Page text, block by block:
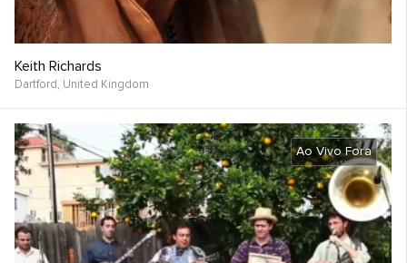
Keith Richards
Dartford, United Kingdom
Ao Vivo Fora